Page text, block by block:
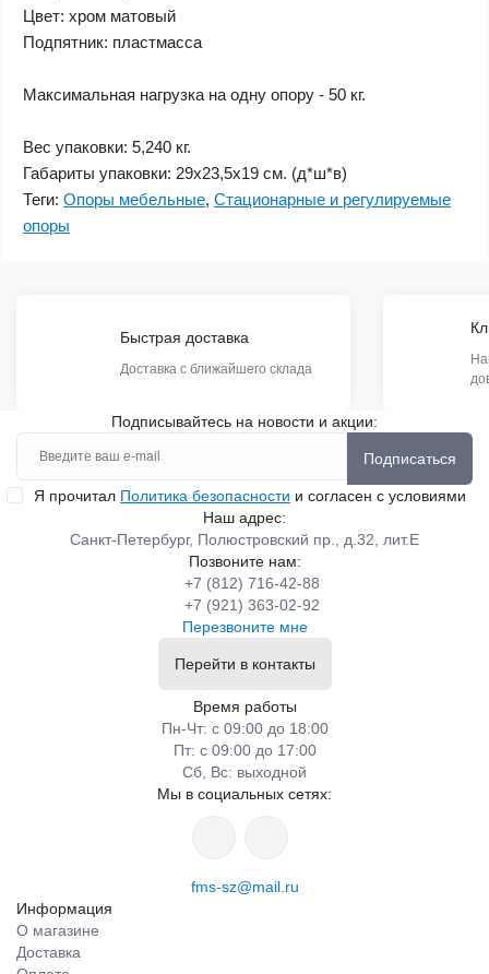
Цвет: хром матовый
Подпятник: пластмасса
Максимальная нагрузка на одну опору - 50 кг.
Вес упаковки: 5,240 кг.
Габариты упаковки: 29х23,5х19 см. (д*ш*в)
Теги: Опоры мебельные, Стационарные и регулируемые
опоры
Быстрая доставка
Доставка с ближайшего склада
Подписывайтесь на новости и акции:
Подписаться
Я прочитал Политика безопасности и согласен с условиями
Наш адрес:
Санкт-Петербург, Полюстровский пр., д.32, лит.Е
Позвоните нам:
+7 (812) 716-42-88
+7 (921) 363-02-92
Перезвоните мне
Перейти в контакты
Время работы
Пн-Чт: с 09:00 до 18:00
Пт: с 09:00 до 17:00
Сб, Вс: выходной
Мы в социальных сетях:
fms-sz@mail.ru
Информация
О магазине
Доставка